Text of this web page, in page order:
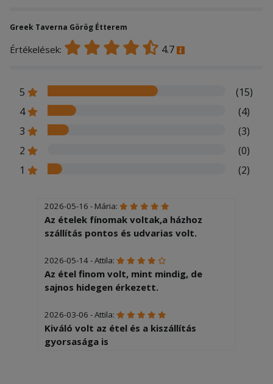
Greek Taverna Görög Étterem
Értékelések: 4.7
5
(15)
4
(4)
3
(3)
2
(0)
1
(2)
2026-05-16 - Mária:
Az ételek fínomak voltak,a házhoz
szállítás pontos és udvarias volt.
2026-05-14 - Attila:
Az étel finom volt, mint mindig, de
sajnos hidegen érkezett.
2026-03-06 - Attila:
Kiváló volt az étel és a kiszállítás
gyorsasága is